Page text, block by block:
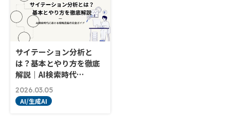
サイテーション分析と
は？基本とやり方を徹底
解説｜AI検索時代…
2026.03.05
AI/生成AI